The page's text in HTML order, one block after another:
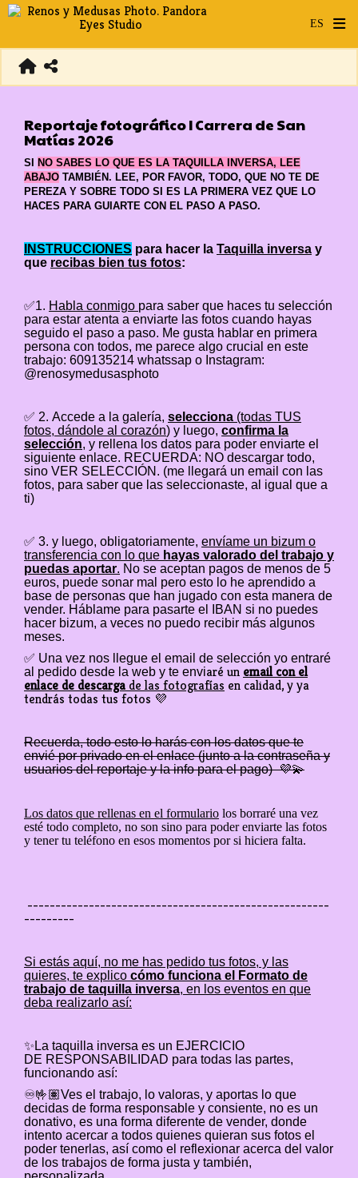
Reportaje fotográfico I Carrera de San
Matías 2026
SI
NO SABES LO QUE ES LA TAQUILLA INVERSA, LEE
ABAJO TAMBIÉN. LEE, POR FAVOR, TODO, QUE NO TE DE
PEREZA Y SOBRE TODO SI ES LA PRIMERA VEZ QUE LO
HACES PARA GUIARTE CON EL PASO A PASO.
INSTRUCCIONES para hacer la Taquilla inversa y
que recibas bien tus fotos:
✅1. Habla conmigo para saber que haces tu selección
para estar atenta a enviarte las fotos cuando hayas
seguido el paso a paso. Me gusta hablar en primera
persona con todos, me parece algo crucial en este
trabajo: 609135214 whatssap o Instagram:
@renosymedusasphoto
✅ 2. Accede a la galería, selecciona (todas TUS
fotos, dándole al corazón) y luego, confirma la
selección, y rellena los datos para poder enviarte el
siguiente enlace. RECUERDA: NO descargar todo,
sino VER SELECCIÓN. (me llegará un email con las
fotos, para saber que las seleccionaste, al igual que a
ti)
✅ 3. y luego, obligatoriamente, envíame un bizum o
transferencia con lo que hayas valorado del trabajo y
puedas aportar. No se aceptan pagos de menos de 5
euros, puede sonar mal pero esto lo he aprendido a
base de personas que han jugado con esta manera de
vender. Háblame para pasarte el IBAN si no puedes
hacer bizum, a veces no puedo recibir más algunos
meses.
✅ Una vez nos llegue el email de selección yo entraré
al pedido desde la web y te enviaré un email con el
enlace de descarga de las fotografías en calidad, y ya
tendrás todas tus fotos 💜
Recuerda, todo esto lo harás con los datos que te
envié por privado en el enlace (junto a la contraseña y
usuarios del reportaje y la info para el pago)💜💫
Los datos que rellenas en el formulario los borraré una vez
esté todo completo, no son sino para poder enviarte las fotos
y tener tu teléfono en esos momentos por si hiciera falta.
------------------------------------------------------
---------
Si estás aquí, no me has pedido tus fotos, y las
quieres, te explico cómo funciona el Formato de
trabajo de taquilla inversa, en los eventos en que
deba realizarlo así:
✨La taquilla inversa es un EJERCICIO
DE RESPONSABILIDAD para todas las partes,
funcionando así:
♾️🤟🏽Ves el trabajo, lo valoras, y aportas lo que
decidas de forma responsable y consiente, no es un
donativo, es una forma diferente de vender, donde
intento acercar a todos quienes quieran sus fotos el
poder tenerlas, así como el reflexionar acerca del valor
de los trabajos de forma justa y también,